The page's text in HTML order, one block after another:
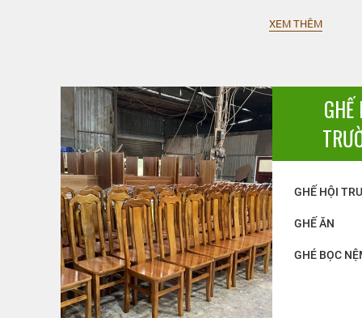
XEM THÊM
GHẾ
GHẾ HỘI
GHẾ ĂN
GHÉ BỌC
GHẾ PHÒNG KHÁNH TIẾT 03 GHẾ PHÒNG KHÁNH